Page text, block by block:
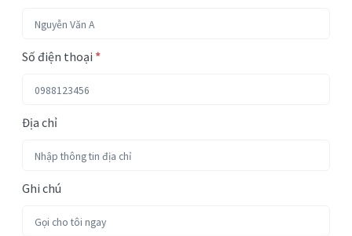
Số điện thoại *
Địa chỉ
Ghi chú